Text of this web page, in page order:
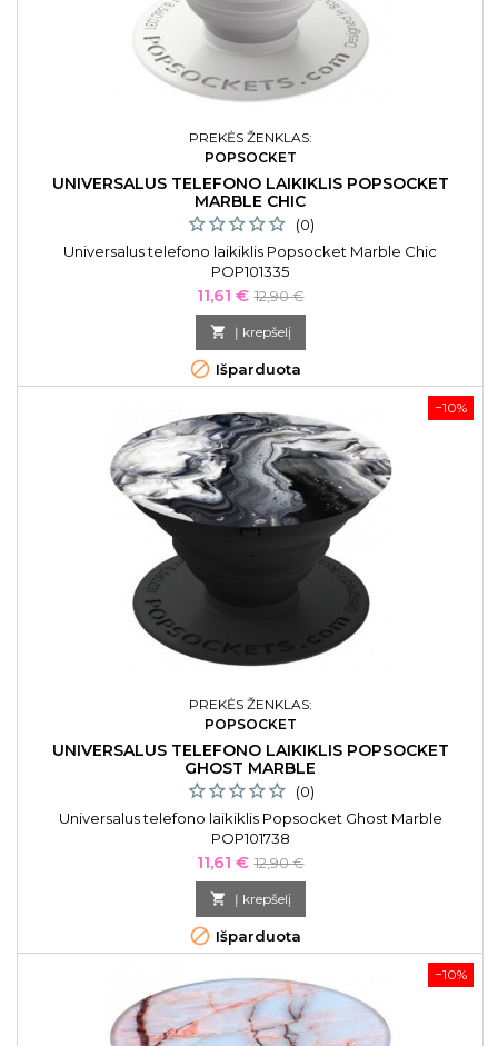
PREKĖS ŽENKLAS:
POPSOCKET
UNIVERSALUS TELEFONO LAIKIKLIS POPSOCKET
MARBLE CHIC
(0)
Universalus telefono laikiklis Popsocket Marble Chic
POP101335
Kaina
11,61 € Bazinė
kaina
12,90 €
 Į krepšelį
 Išparduota
−10%
PREKĖS ŽENKLAS:
POPSOCKET
UNIVERSALUS TELEFONO LAIKIKLIS POPSOCKET
GHOST MARBLE
(0)
Universalus telefono laikiklis Popsocket Ghost Marble
POP101738
Kaina
11,61 € Bazinė
kaina
12,90 €
 Į krepšelį
 Išparduota
−10%